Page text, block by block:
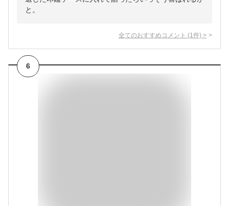
と。
全てのおすすめコメント (1 件) >
6